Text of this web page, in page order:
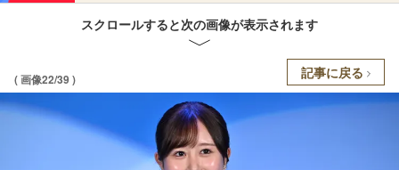
スクロールすると次の画像が表示されます
( 画像22/39 ) 記事に戻る